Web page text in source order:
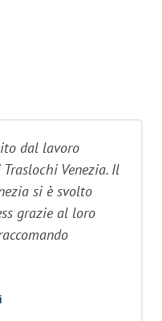
dal lavoro
Venezia. Il
si è svolto
grazie al loro